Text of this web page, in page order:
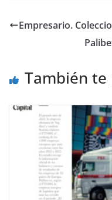
Empresario.
También